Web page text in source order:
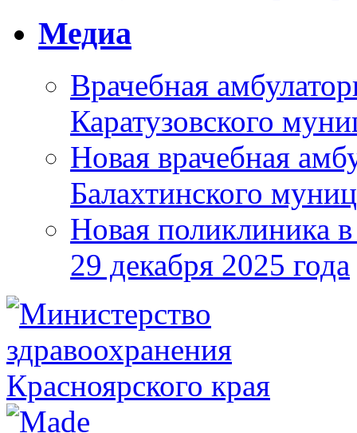
Медиа
Врачебная
Каратузовского
Новая врачебная
Балахтинского
Новая поликлиника
29 декабря 2025 года